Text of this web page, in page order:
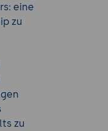
eine
zu
zu